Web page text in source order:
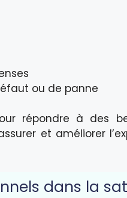
ou de panne
répondre à des
et améliorer
dans la